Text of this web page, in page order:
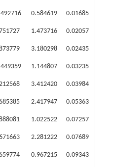
0.584619 0.016853
1.473716 0.020574
3.180298 0.024354
1.144807 0.032358
3.412420 0.039846
2.417947 0.053630
1.022522 0.072574
2.281222 0.076890
0.967215 0.093436